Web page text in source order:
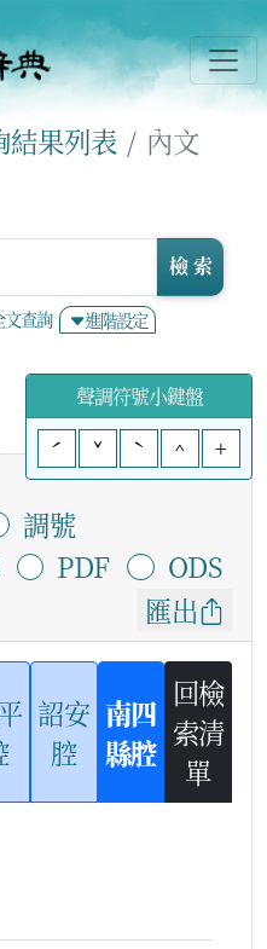
結果列表 內文
文查詢 進階設定
檢 索
聲調符號小鍵盤
ˊ
ˇ ˋ ^ +
調號
PDF
ODS
匯出
詔安
腔
南四
縣腔
回檢
索清
單